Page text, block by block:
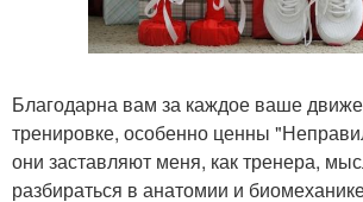
Благодарна вам за каждое ваше
тренировке, особенно ценны
они заставляют меня, как тренера,
разбираться в анатомии и